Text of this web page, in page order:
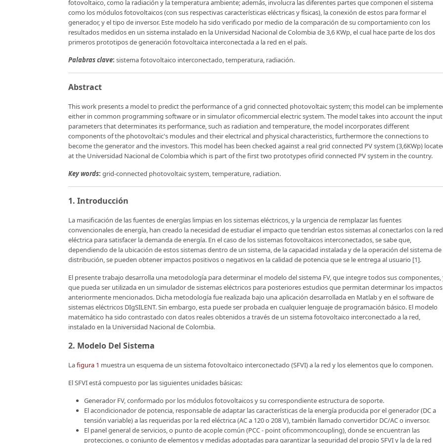
fotovoltaico, como la radiación y la temperatura ambiente; además, involucra las diferentes partes que componen el sistema
como los módulos fotovoltaicos (con sus respectivas características eléctricas y físicas), la conexión de estos para formar el
generador, y el tipo de inversor. Este modelo ha sido verificado por medio de la comparación de su comportamiento con los
resultados medidos en un sistema instalado en la Universidad Nacional de Colombia de 3,6 KWp, el cual hace parte de los dos
primeros prototipos de generación fotovoltaica interconectada a la red en el país.
Palabras clave: sistema fotovoltaico interconectado, temperatura, radiación.
Abstract
This work presents a model to predict the performance of a grid connected photovoltaic system; this model can be
either in common programming software or in simulator oficommercial electric system. The model takes into account the input
parameters that determinates its performance, such as radiation and temperature, the model incorporates different
components of the photovoltaic's modules and their electrical and physical characteristics, furthermore the connections to
become the generator and the investors. This model has been checked against a real grid connected PV system (3,6KWp)
at the Universidad Nacional de Colombia which is part of the first two prototypes ofirid connected PV system in the country.
Key words: grid-connected photovoltaic system, temperature, radiation.
1. Introducción
La masificación de las fuentes de energías limpias en los sistemas eléctricos, y la urgencia de remplazar las fuentes
convencionales de energía, han creado la necesidad de estudiar el impacto que tendrían estos sistemas al conectarlos con la red
eléctrica para satisfacer la demanda de energía. En el caso de los sistemas fotovoltaicos interconectados, se sabe que,
dependiendo de la ubicación de estos sistemas dentro de un sistema, de la capacidad instalada y de la operación del sistema de
distribución, se pueden obtener impactos positivos o negativos en la calidad de potencia que se le entrega al usuario [1].
El presente trabajo desarrolla una metodología para determinar el modelo del sistema FV, que integre todos sus componentes,
que pueda ser utilizada en un simulador de sistemas eléctricos para posteriores estudios que permitan determinar los impactos
anteriormente mencionados. Dicha metodología fue realizada bajo una aplicación desarrollada en Matlab y en el software de
sistemas eléctricos DIgSILENT. Sin embargo, esta puede ser probada en cualquier lenguaje de programación básico. El modelo
matemático ha sido contrastado con datos reales obtenidos a través de un sistema fotovoltaico interconectado a la red,
instalado en la Universidad Nacional de Colombia.
2. Modelo Del Sistema
Lafigura 1 muestra un esquema de un sistema fotovoltaico interconectado (SFVI) a la red y los elementos que lo componen.
El SFVI está compuesto por las siguientes unidades básicas:
Generador FV, conformado por los módulos fotovoltaicos y su correspondiente estructura de soporte.
El acondicionador de potencia, responsable de adaptar las características de la energía producida por el generador (DC a
tensión variable) a las requeridas por la red eléctrica (AC a 120 o 208 V), también llamado convertidor DC/AC o inversor.
El panel general de servicios, o punto de acople común (PCC - point oficommoncoupling), donde se encuentran las
protecciones, o conjunto de elementos y medidas adoptadas para garantizar la seguridad del propio SFVI y la de la red